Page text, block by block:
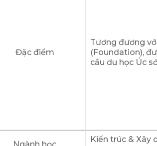
Đặc điểm
Tương đương
(Foundation),
cầu du học Úc
Kiến trúc & Xây